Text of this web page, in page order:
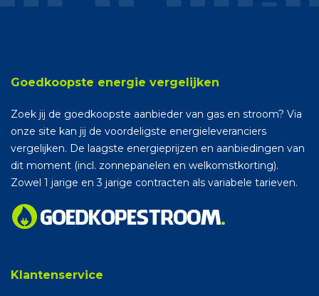
Goedkoopste energie vergelijken
Zoek jij de goedkoopste aanbieder van gas en stroom? Via
onze site kan jij de voordeligste energieleveranciers
vergelijken. De laagste energieprijzen en aanbiedingen van
dit moment (incl. zonnepanelen en welkomstkorting).
Zowel 1 jarige en 3 jarige contracten als variabele tarieven.
Klantenservice